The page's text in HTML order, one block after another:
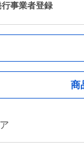
事業者登録
商